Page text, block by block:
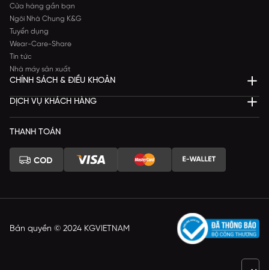
Cửa hàng gần bạn
Ngôi Nhà Chung K&G
Tuyển dụng
Wear-Care-Share
Tin tức
Nhà máy sản xuất
CHÍNH SÁCH & ĐIỀU KHOẢN
DỊCH VỤ KHÁCH HÀNG
THANH TOÁN
Bản quyền © 2024 KGVIETNAM